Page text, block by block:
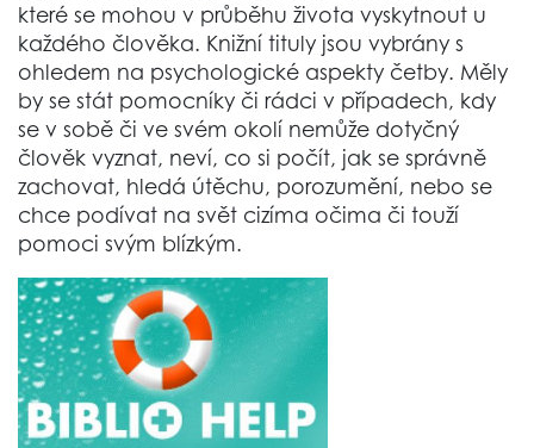
které se mohou v průběhu života vyskytnout u
každého člověka. Knižní tituly jsou vybrány s
ohledem na psychologické aspekty četby. Měly
by se stát pomocníky či rádci v případech, kdy
se v sobě či ve svém okolí nemůže dotyčný
člověk vyznat, neví, co si počít, jak se správně
zachovat, hledá útěchu, porozumění, nebo se
chce podívat na svět cizíma očima či touží
pomoci svým blízkým.